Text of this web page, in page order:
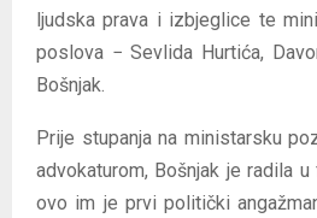
ljudska prava i izbjeglice te
poslova − Sevlida Hurtića,
Bošnjak.
Prije stupanja na ministarsku
advokaturom, Bošnjak je radila
ovo im je prvi politički